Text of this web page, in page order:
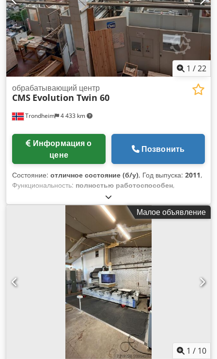
1 /22
Trondheim 4 433 km
обрабатывающий центр
CMS Evolution Twin 60
цене
Позвонить
Состояние: отличное состояние (б/у), Год выпуска: 2011,
Функциональность: полностью работоспособен,
ПРОИЗВОДСТВЕННАЯ ЛИНИЯ ДЛЯ ИЗГОТОВЛЕНИЯ
ДВЕРЕЙ CMS PRO EVOLUTION TWIN 60, 2011 год выпуска.
Оборудование имеет очень небольшой наработанный
ресурс, приобретено клиентом, но оказалось
неподходящим для его нужд. Оборудование подключено и
может быть проверено в Польше в любое удобное время
по предварительной договоренности. Dodpfxezr H Tfo
Akiewa Всю техническую информацию можно найти в
прилагаемом PDF-документе (для просмотра нажмите
ниже).
Малое объявление
1 / 10